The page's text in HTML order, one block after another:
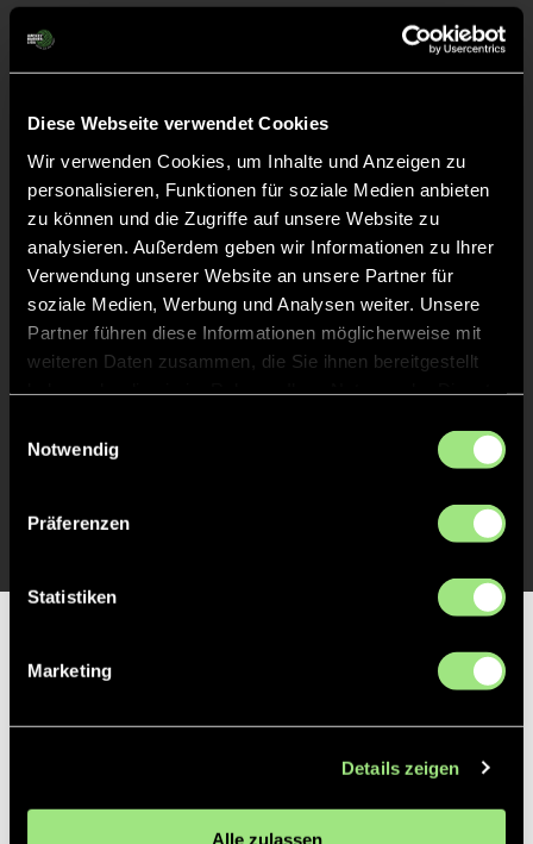
Diese Webseite verwendet Cookies
Wir verwenden Cookies, um Inhalte und Anzeigen zu
personalisieren, Funktionen für soziale Medien anbieten
zu können und die Zugriffe auf unsere Website zu
analysieren. Außerdem geben wir Informationen zu Ihrer
Verwendung unserer Website an unsere Partner für
soziale Medien, Werbung und Analysen weiter. Unsere
Partner führen diese Informationen möglicherweise mit
weiteren Daten zusammen, die Sie ihnen bereitgestellt
Notwendig
Präferenzen
Statistiken
Marketing
Details zeigen
Alle zulassen
Liveticker
Keine Daten verfügbar.